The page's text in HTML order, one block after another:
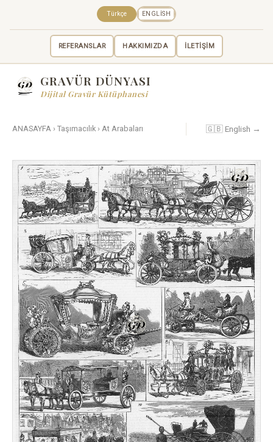
REFERANSLAR HAKKIMIZDA İLETİŞİM
Türkçe ENGLISH
GRAVÜR DÜNYASI
Dijital Gravür Kütüphanesi
ANASAYFA › Taşımacılık › At Arabaları 🇬🇧 English →